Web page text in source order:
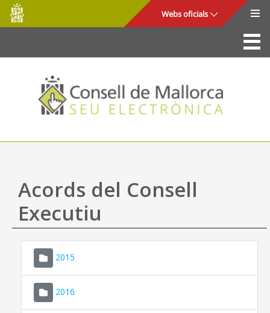
Salta al contingut principal
Consell
de
Mallorca
Webs oficials
La Seu
Consell de Mallorca
Accés i seguretat
Utilitats
Ajuda
Acords del Consell
Executiu
2015
2016